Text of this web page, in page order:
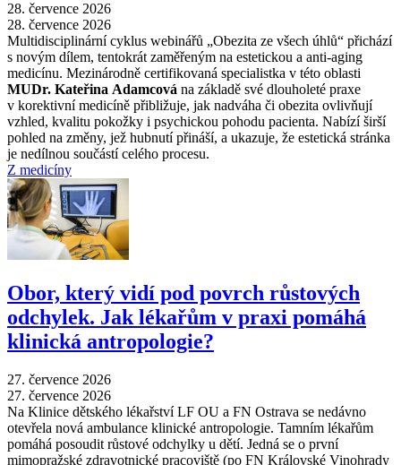
28. července 2026
28. července 2026
Multidisciplinární cyklus webinářů „Obezita ze všech úhlů“ přichází
s novým dílem, tentokrát zaměřeným na estetickou a anti-aging
medicínu. Mezinárodně certifikovaná specialistka v této oblasti
MUDr. Kateřina Adamcová na základě své dlouholeté praxe
v korektivní medicíně přibližuje, jak nadváha či obezita ovlivňují
vzhled, kvalitu pokožky i psychickou pohodu pacienta. Nabízí širší
pohled na změny, jež hubnutí přináší, a ukazuje, že estetická stránka
je nedílnou součástí celého procesu.
Z medicíny
Obor, který vidí pod povrch růstových
odchylek. Jak lékařům v praxi pomáhá
klinická antropologie?
27. července 2026
27. července 2026
Na Klinice dětského lékařství LF OU a FN Ostrava se nedávno
otevřela nová ambulance klinické antropologie. Tamním lékařům
pomáhá posoudit růstové odchylky u dětí. Jedná se o první
mimopražské zdravotnické pracoviště (po FN Královské Vinohrady